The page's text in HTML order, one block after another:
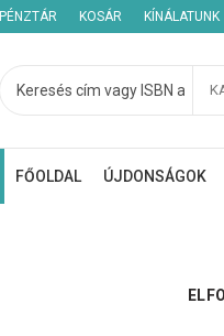
PÉNZTÁR KOSÁR KÍNÁLATUNK
FŐOLDAL ÚJDONSÁGOK